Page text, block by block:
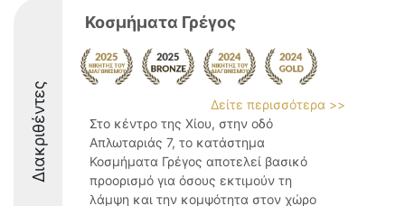
Διακριθέντες
Κοσμήματα Γρέγος
Δείτε περισσότερα >>
Στο κέντρο της Χίου, στην οδό
Απλωταριάς 7, το κατάστημα
Κοσμήματα Γρέγος αποτελεί βασικό
προορισμό για όσους εκτιμούν τη
λάμψη και την κομψότητα στον χώρο